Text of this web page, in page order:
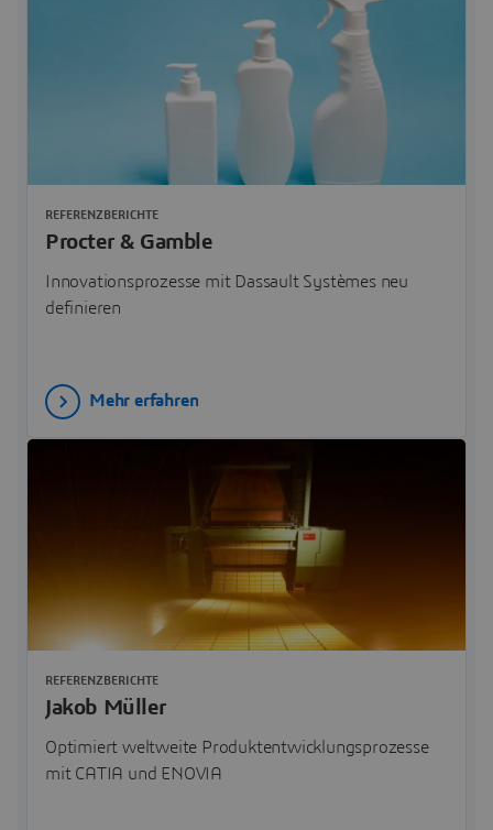
Procter & Gamble
Innovationsprozesse mit Dassault Systèmes neu
definieren
REFERENZBERICHTE
Mehr erfahren
Jakob Müller
Optimiert weltweite Produktentwicklungsprozesse
mit CATIA und ENOVIA
REFERENZBERICHTE